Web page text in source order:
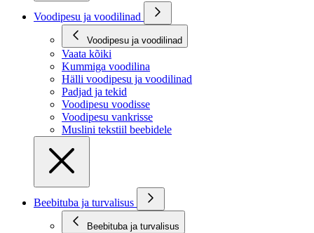
Voodipesu ja voodilinad
Voodipesu ja voodilinad
Vaata kõiki
Kummiga voodilina
Hälli voodipesu ja voodilinad
Padjad ja tekid
Voodipesu voodisse
Voodipesu vankrisse
Muslini tekstiil beebidele
Beebituba ja turvalisus
Beebituba ja turvalisus